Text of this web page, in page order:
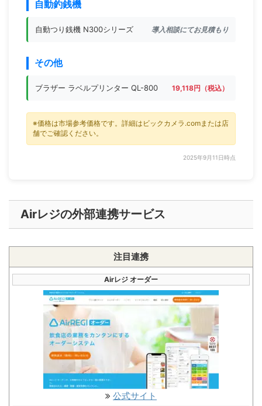
自動釣銭機
自動つり銭機 N300シリーズ 導入相談にてお見積もり
その他
ブラザー ラベルプリンター QL-800 19,118円（税込）
※価格は市場参考価格です。詳細はビックカメラ.comまたは店
舗でご確認ください。
2025年9月11日時点
Airレジの外部連携サービス
注目連携
Airレジ オーダー
公式サイト